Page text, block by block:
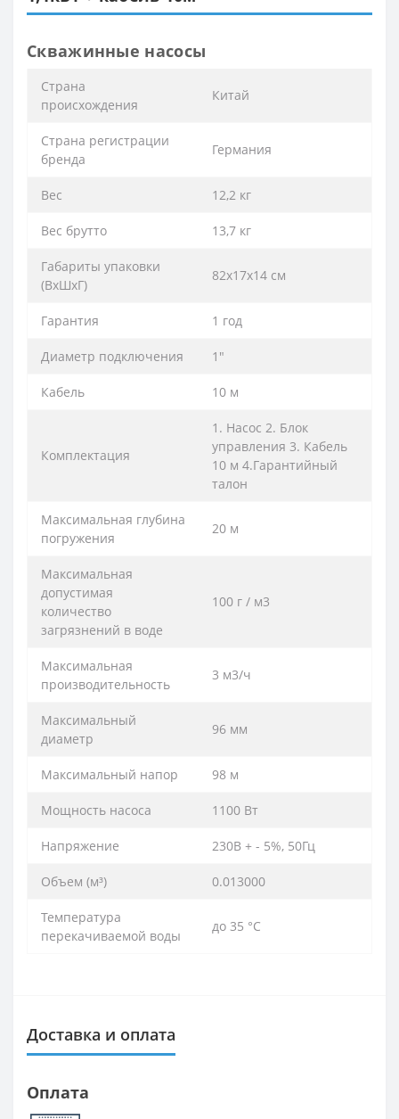
Скважинные насосы
Cтрана
происхождения
Китай
Cтрана регистрации
бренда
Германия
Вес 12,2 кг
Вес брутто 13,7 кг
Габариты упаковки
(ВхШхГ)
82х17х14 см
Гарантия 1 год
Диаметр подключения 1"
Кабель 10 м
Комплектация
1. Насос 2. Блок
управления 3. Кабель
10 м 4.Гарантийный
талон
Максимальная глубина
погружения
20 м
Максимальная
допустимая
количество
загрязнений в воде
100 г / м3
Максимальная
производительность
3 м3/ч
Максимальный
диаметр
96 мм
Максимальный напор 98 м
Мощность насоса 1100 Вт
Напряжение 230В + - 5%, 50Гц
Объем (м³) 0.013000
Температура
перекачиваемой воды
до 35 °С
Доставка и оплата
Оплата